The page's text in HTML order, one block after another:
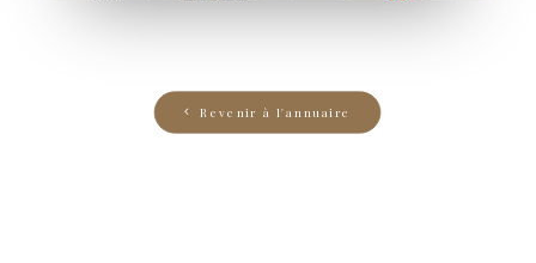
Revenir à l'annuaire